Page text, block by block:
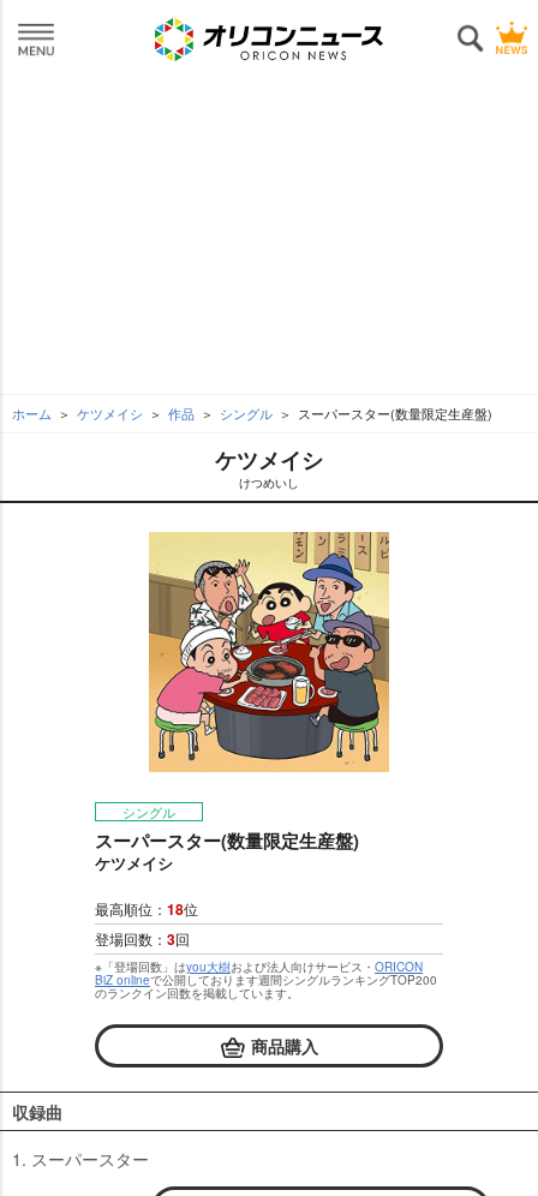
ホーム ケツメイシ 作品 シングル スーパースター(数量限定生産盤)
ケツメイシ
けつめいし
シングル
スーパースター(数量限定生産盤)
ケツメイシ
最高順位： 18位
登場回数： 3回
※「登場回数」はyou大樹および法人向けサービス・ ORICON
BiZ onlineで公開しております週間シングルランキングTOP200
のランクイン回数を掲載しています。
商品購入
収録曲
1. スーパースター